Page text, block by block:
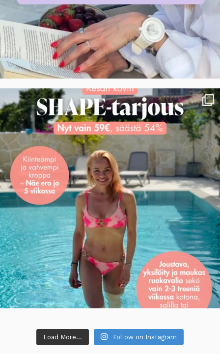
Load More... Follow on Instagram